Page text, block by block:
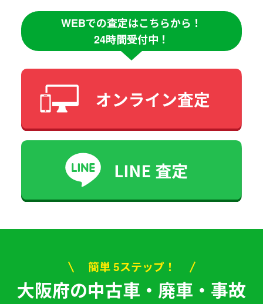
WEBでの査定はこちらから！
24時間受付中！
簡単 5ステップ！
大阪府の中古車・廃車・事故